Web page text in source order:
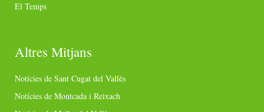
El Temps
Altres Mitjans
Notícies de Sant Cugat del Vallès
Notícies de Montcada i Reixach